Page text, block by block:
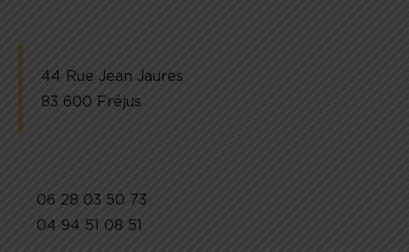
44 Rue Jean Jaures
83 600 Fréjus
06 28 03 50 73
04 94 51 08 51